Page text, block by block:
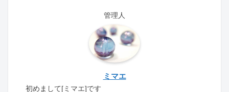
管理人
ミマエ
初めまして[ミマエ]です